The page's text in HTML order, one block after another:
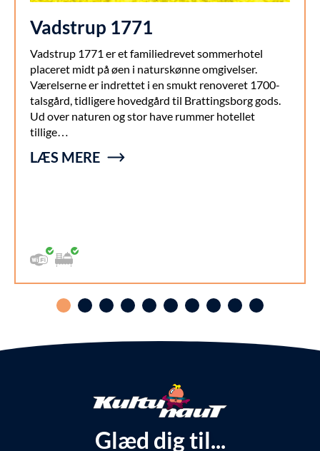
Vadstrup 1771
Vadstrup 1771 er et familiedrevet sommerhotel
placeret midt på øen i naturskønne omgivelser.
Værelserne er indrettet i en smukt renoveret 1700-
talsgård, tidligere hovedgård til Brattingsborg gods.
Ud over naturen og stor have rummer hotellet
tillige…
LÆS MERE
Glæd dig til...